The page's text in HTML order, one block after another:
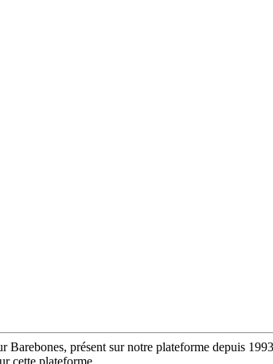
présent sur notre plateforme depuis